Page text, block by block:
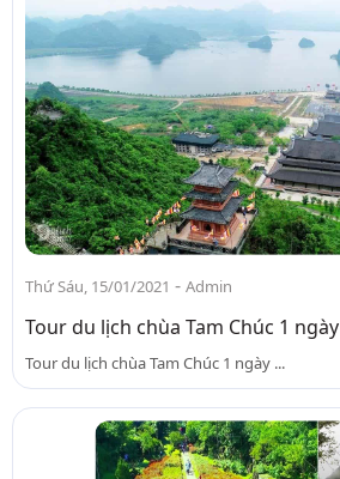
Thứ Sáu, 15/01/2021 - Admin
Tour du lịch chùa Tam Chúc 1 ngày
Tour du lịch chùa Tam Chúc 1 ngày ...